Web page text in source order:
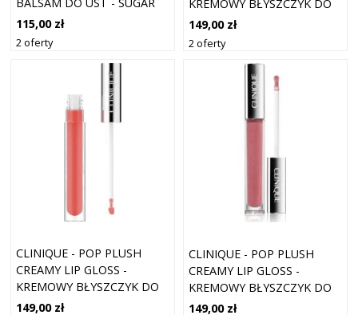
BALSAM DO UST - SUGAR
LIP TREATMENT PAPAYA -
DLA KOBIET
115,00 zł
2 oferty
KREMOWY BŁYSZCZYK DO
UST - CLINIQUE POP LIP
GLOSS AMARETTO - DLA
KOBIET
149,00 zł
2 oferty
CLINIQUE - POP PLUSH
CREAMY LIP GLOSS -
KREMOWY BŁYSZCZYK DO
UST - CLINIQUE POP LIP
149,00 zł
CLINIQUE - POP PLUSH
CREAMY LIP GLOSS -
KREMOWY BŁYSZCZYK DO
UST - CLINIQUE POP LIP
149,00 zł